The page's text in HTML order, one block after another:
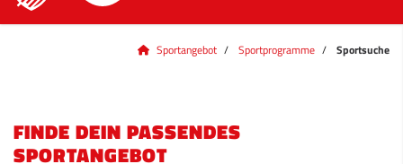
Sportangebot Sportprogramme Sportsuche
FINDE DEIN PASSENDES
SPORTANGEBOT